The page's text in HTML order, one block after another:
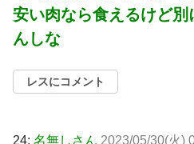
安い肉なら食えるけど別
んしな
レスにコメント
24: 名無しさん 2023/05/30(火)